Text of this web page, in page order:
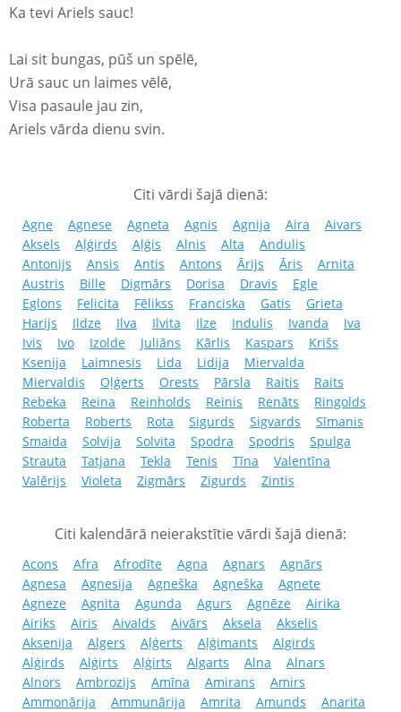
Ka tevi Ariels sauc!
Lai sit bungas, pūš un spēlē,
Urā sauc un laimes vēlē,
Visa pasaule jau zin,
Ariels vārda dienu svin.
Citi vārdi šajā dienā:
Agne Agnese Agneta Agnis Agnija Aira
Aivars
Aksels
Aļģirds Aļģis Alnis Alta
Andulis
Antonijs
Ansis Antis Antons Ārijs Āris
Arnita
Austris
Bille Digmārs Dorisa Dravis
Egle
Eglons
Felicita Fēlikss Franciska Gatis
Grieta
Harijs
Ildze Ilva Ilvita Ilze Indulis Ivanda
Iva
Ivis
Ivo Izolde Juliāns Kārlis Kaspars
Krišs
Ksenija
Laimnesis Lida Lidija
Miervalda
Miervaldis
Oļģerts Orests Pārsla Raitis
Raits
Rebeka
Reina Reinholds Reinis Renāts
Ringolds
Roberta
Roberts Rota Sigurds Sigvards
Sīmanis
Smaida
Solvija Solvita Spodra Spodris
Spulga
Strauta
Tatjana Tekla Tenis Tīna
Valentīna
Valērijs
Violeta Zigmārs Zigurds Zintis
Citi kalendārā neierakstītie vārdi šajā dienā:
Acons Afra Afrodīte Agna Agnars
Agnārs
Agnesa
Agnesija Agneška Agņeška
Agnete
Agneze
Agnita Agunda Agurs Agnēze
Airika
Airiks
Airis Aivalds Aivārs Aksela
Akselis
Aksenija
Algers Aļģerts Aļģimants
Algirds
Alģirds
Alģirts Aļģirts Algarts Alna
Alnars
Alnors
Ambrozijs Amīna Amirans
Amirs
Ammonārija
Ammunārija Amrita Amunds
Anarita